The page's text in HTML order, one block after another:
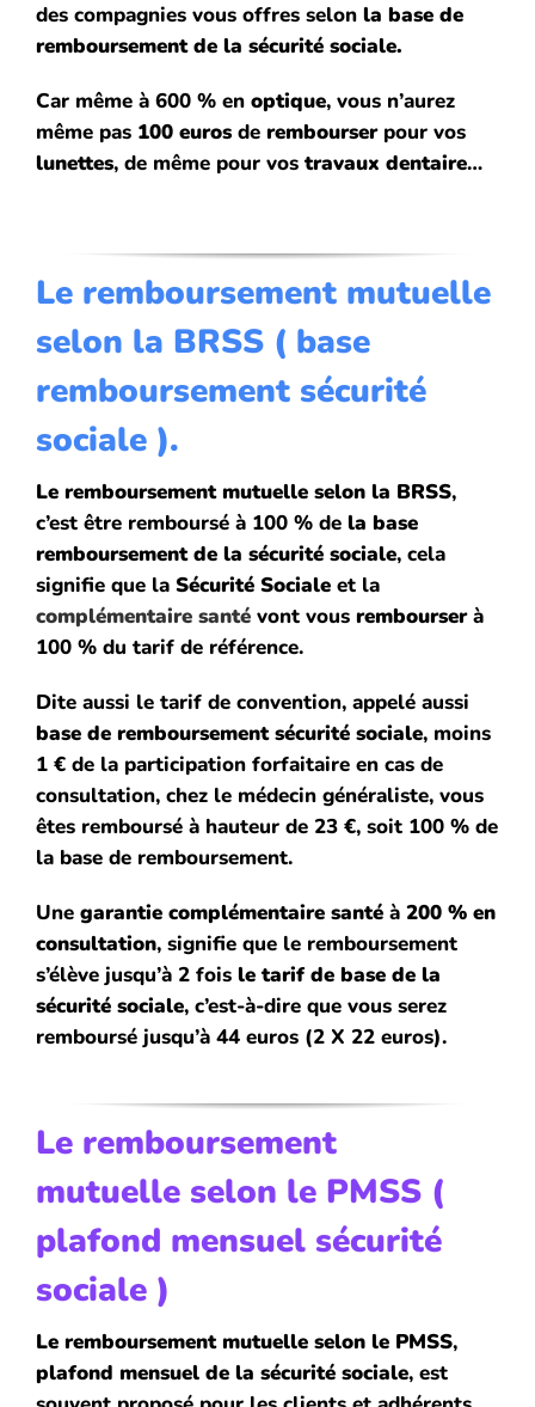
des compagnies vous offres selon la base de
remboursement de la sécurité sociale.
Car même à 600 % en optique, vous n’aurez
même pas 100 eurosde rembourserpour vos
lunettes, de même pour vostravaux dentaire…
Le remboursement mutuelle
selon la BRSS ( base
remboursement sécurité
sociale ).
Le remboursementmutuelleselon la BRSS,
c’est être remboursé à 100 % de la base
remboursement de la sécurité sociale, cela
signifie que la Sécurité Socialeet la
complémentaire santévont vous rembourserà
100 % du tarif de référence.
Dite aussi le tarif de convention, appelé aussi
base de remboursement sécurité sociale, moins
1 € de la participation forfaitaire en cas de
consultation, chez le médecin généraliste, vous
êtes remboursé à hauteur de 23 €, soit 100 % de
la base de remboursement.
Une garantie complémentaire santéà 200 % en
consultation, signifie que le remboursement
s’élève jusqu’à 2 fois le tarif de base de la
sécurité sociale, c’est-à-dire que vous serez
remboursé jusqu’à 44 euros (2 X 22 euros).
Le remboursement
mutuelleselon le PMSS (
plafond mensuel sécurité
sociale )
Le remboursementmutuelleselon le PMSS,
plafond mensuel de la sécurité sociale, est